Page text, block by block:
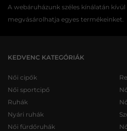
A webáruházunk széles kínálatán
megvásárolhatja egyes termékeinket.
KEDVENC KATEGÓRIÁK
Női cipők
Női sportcipő
Ruhák
Nyári ruhák
Női fürdőruhák